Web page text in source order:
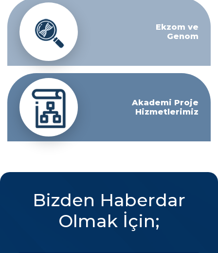
Ekzom ve
Genom
Akademi Proje
Hizmetlerimiz
Bizden Haberdar
Olmak İçin;